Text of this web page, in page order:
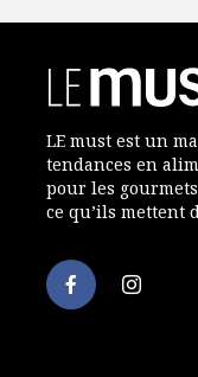
LE must est un
tendances en
pour les
ce qu’ils mettent